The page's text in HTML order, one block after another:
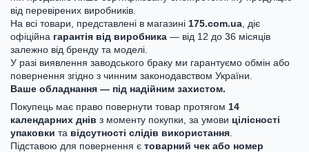
від перевірених виробників.
На всі товари, представлені в магазині 175.com.ua , діє
офіційна гарантія від виробника — від 12 до 36 місяців
залежно від бренду та моделі.
У разі виявлення заводського браку ми гарантуємо обмін або
повернення згідно з чинним законодавством України.
Ваше обладнання — під надійним захистом.
Покупець має право повернути товар протягом 14
календарних днів з моменту покупки, за умови цілісності
упаковки та відсутності слідів використання
Підставою для повернення є товарний чек або номер